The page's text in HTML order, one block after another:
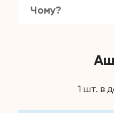
Чому?
1 шт. в